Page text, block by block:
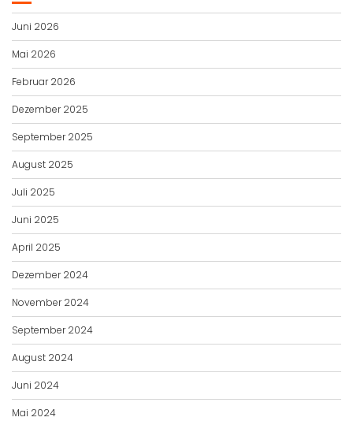
Juni 2026
Mai 2026
Februar 2026
Dezember 2025
September 2025
August 2025
Juli 2025
Juni 2025
April 2025
Dezember 2024
November 2024
September 2024
August 2024
Juni 2024
Mai 2024